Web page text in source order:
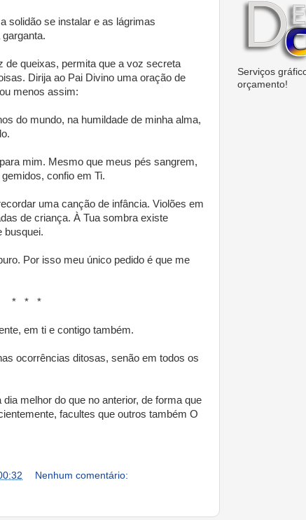
solidão se instalar e as lágrimas
de queixas, permita que a voz secreta
Dirija ao Pai Divino uma oração de
menos assim:
do mundo, na humildade de minha alma,
mim. Mesmo que meus pés sangrem,
confio em Ti.
uma canção de infância. Violões em
de criança. À Tua sombra existe
busquei.
Por isso meu único pedido é que me
em ti e contigo também.
ocorrências ditosas, senão em todos os
melhor do que no anterior, de forma que
facultes que outros também O
Nenhum comentário:
Serviços
orçamento!